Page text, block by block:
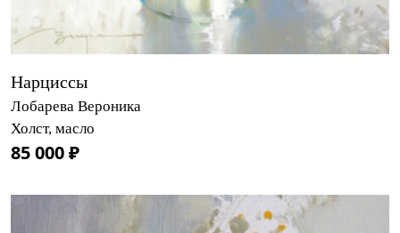
Нарциссы
Лобарева Вероника
Холст, масло
85 000 ₽